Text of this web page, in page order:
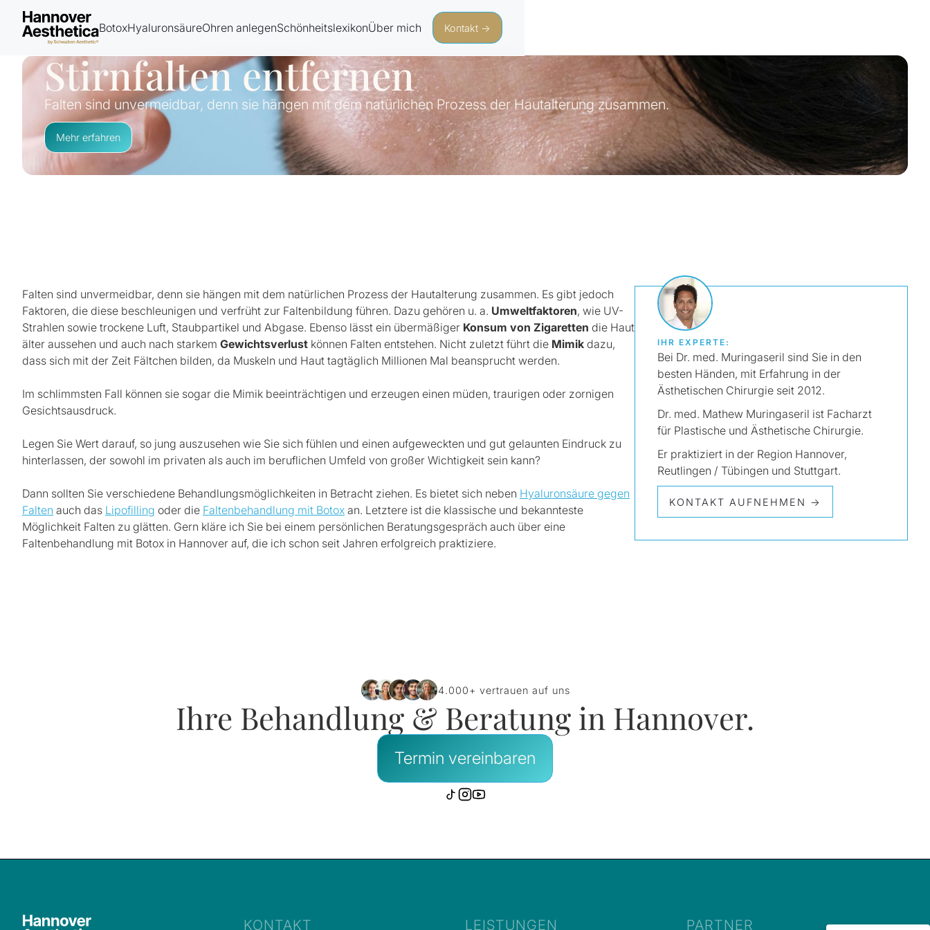
BotoxHyaluronsäureOhren anlegenSchönheitslexikonÜber mich Kontakt →
Stirnfalten entfernen
Falten sind unvermeidbar, denn sie hängen mit dem natürlichen Prozess der Hautalterung zusammen.
Mehr erfahren
Falten sind unvermeidbar, denn sie hängen mit dem natürlichen Prozess der Hautalterung zusammen. Es gibt jedoch
Faktoren, die diese beschleunigen und verfrüht zur Faltenbildung führen. Dazu gehören u. a. Umweltfaktoren, wie UV-
Strahlen sowie trockene Luft, Staubpartikel und Abgase. Ebenso lässt ein übermäßiger Konsum von Zigaretten die Haut
älter aussehen und auch nach starkem Gewichtsverlust können Falten entstehen. Nicht zuletzt führt die Mimik dazu,
dass sich mit der Zeit Fältchen bilden, da Muskeln und Haut tagtäglich Millionen Mal beansprucht werden.
Im schlimmsten Fall können sie sogar die Mimik beeinträchtigen und erzeugen einen müden, traurigen oder zornigen
Gesichtsausdruck.
Legen Sie Wert darauf, so jung auszusehen wie Sie sich fühlen und einen aufgeweckten und gut gelaunten Eindruck zu
hinterlassen, der sowohl im privaten als auch im beruflichen Umfeld von großer Wichtigkeit sein kann?
Dann sollten Sie verschiedene Behandlungsmöglichkeiten in Betracht ziehen. Es bietet sich neben Hyaluronsäure gegen
Falten auch das Lipofilling oder die Faltenbehandlung mit Botox an. Letztere ist die klassische und bekannteste
Möglichkeit Falten zu glätten. Gern kläre ich Sie bei einem persönlichen Beratungsgespräch auch über eine
Faltenbehandlung mit Botox in Hannover auf, die ich schon seit Jahren erfolgreich praktiziere.
IHR EXPERTE:
Bei Dr. med. Muringaseril sind Sie in den
besten Händen, mit Erfahrung in der
Ästhetischen Chirurgie seit 2012.
Dr. med. Mathew Muringaseril ist Facharzt
für Plastische und Ästhetische Chirurgie.
Er praktiziert in der Region Hannover,
Reutlingen / Tübingen und Stuttgart.
KONTAKT AUFNEHMEN →
4.000+ vertrauen auf uns
Ihre Behandlung & Beratung in Hannover.
Termin vereinbaren
KONTAKT LEISTUNGEN PARTNER